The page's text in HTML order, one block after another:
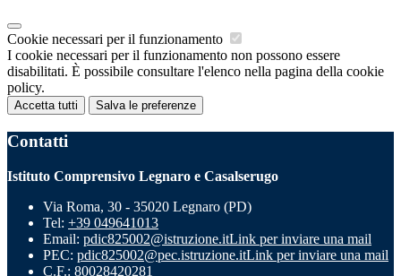
Cookie necessari per il funzionamento
I cookie necessari per il funzionamento non possono essere
disabilitati. È possibile consultare l'elenco nella pagina della cookie
policy.
Accetta tutti Salva le preferenze
Contatti
Istituto Comprensivo Legnaro e Casalserugo
Via Roma, 30 - 35020 Legnaro (PD)
Tel: +39 049641013
Email: pdic825002@istruzione.itLink per inviare una mail
PEC: pdic825002@pec.istruzione.itLink per inviare una mail
C.F.: 80028420281